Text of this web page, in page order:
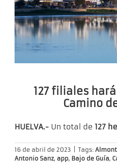
127 filiales
Camino
HUELVA.- Un total de 127
16 de abril de 2023 Tags:
Antonio Sanz, app, Bajo de Guía,